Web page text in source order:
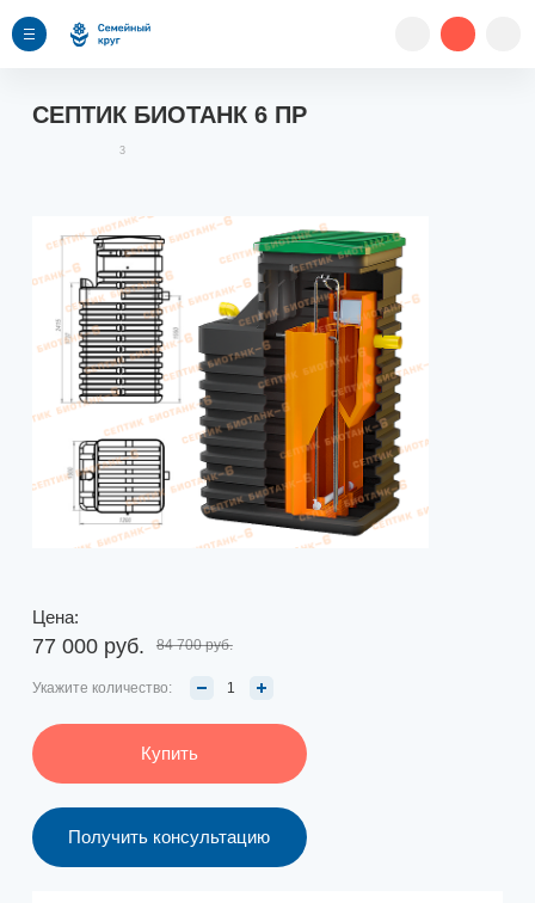
СЕПТИК БИОТАНК 6 ПР
3
Цена:
77 000 руб. 84 700 руб.
Укажите количество:
Купить
Получить консультацию